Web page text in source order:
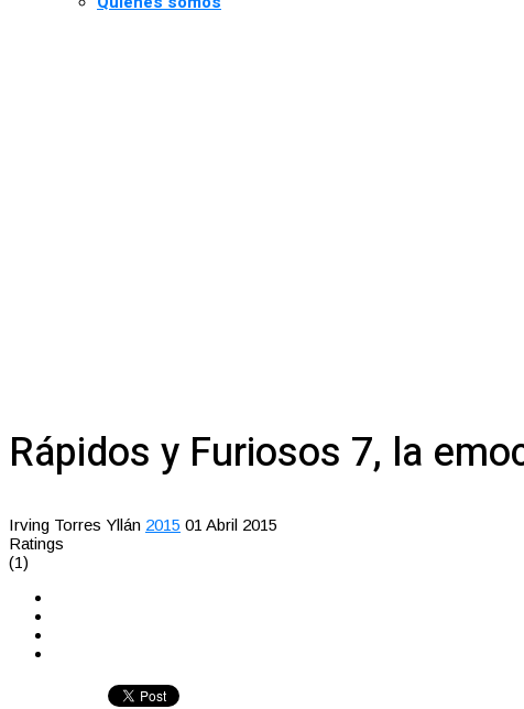
Rápidos y Furiosos 7, la
Irving Torres Yllán 2015 01 Abril 2015
Ratings
(1)